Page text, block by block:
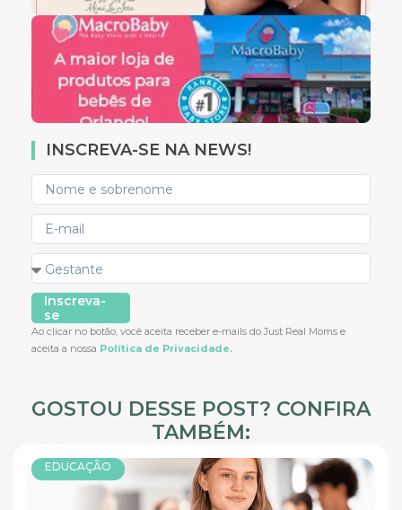
INSCREVA-SE NA NEWS!
Inscreva-
se
Ao clicar no botão, você aceita receber e-mails do Just Real Moms e
aceita a nossa Política de Privacidade.
GOSTOU DESSE POST? CONFIRA
TAMBÉM:
EDUCAÇÃO